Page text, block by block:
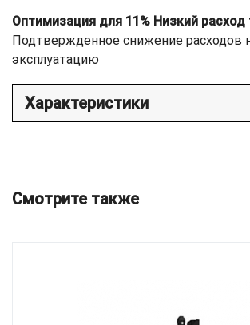
Оптимизация для 11% Низкий расход
Подтвержденное снижение расходов
эксплуатацию
Характеристики
Смотрите также